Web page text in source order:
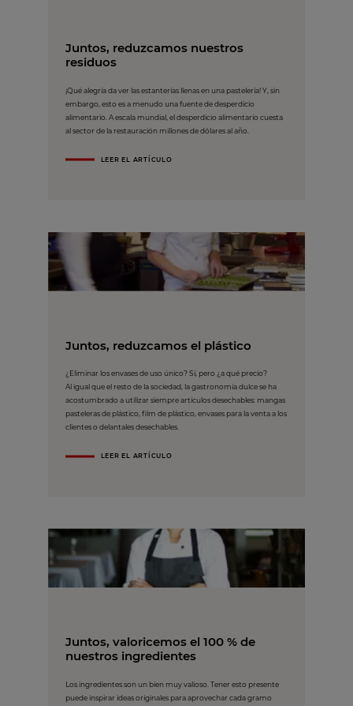
Juntos, reduzcamos nuestros
residuos
¡Qué alegría da ver las estanterías llenas en una pastelería! Y, sin
embargo, esto es a menudo una fuente de desperdicio
alimentario. A escala mundial, el desperdicio alimentario cuesta
al sector de la restauración millones de dólares al año.
LEER EL ARTÍCULO
Juntos, reduzcamos el plástico
¿Eliminar los envases de uso único? Sí, pero ¿a qué precio?
Al igual que el resto de la sociedad, la gastronomía dulce se ha
acostumbrado a utilizar siempre artículos desechables: mangas
pasteleras de plástico, film de plástico, envases para la venta a los
clientes o delantales desechables.
LEER EL ARTÍCULO
Juntos, valoricemos el 100 % de
nuestros ingredientes
Los ingredientes son un bien muy valioso. Tener esto presente
puede inspirar ideas originales para aprovechar cada gramo